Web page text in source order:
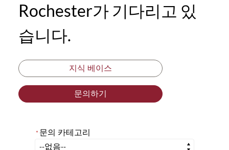
Rochester가 기다리고 있
습니다.
지식 베이스
문의하기
* 문의 카테고리
문의 카테고리